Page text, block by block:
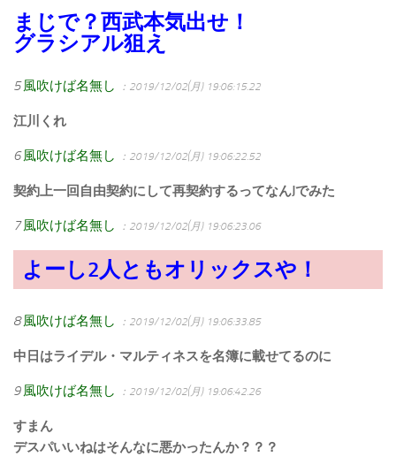
まじで？西武本気出せ！
グラシアル狙え
5 風吹けば名無し ：2019/12/02(月) 19:06:15.22
江川くれ
6 風吹けば名無し ：2019/12/02(月) 19:06:22.52
契約上一回自由契約にして再契約するってなんJでみた
7 風吹けば名無し ：2019/12/02(月) 19:06:23.06
よーし2人ともオリックスや！
8 風吹けば名無し ：2019/12/02(月) 19:06:33.85
中日はライデル・マルティネスを名簿に載せてるのに
9 風吹けば名無し ：2019/12/02(月) 19:06:42.26
すまん
デスパいいねはそんなに悪かったんか？？？